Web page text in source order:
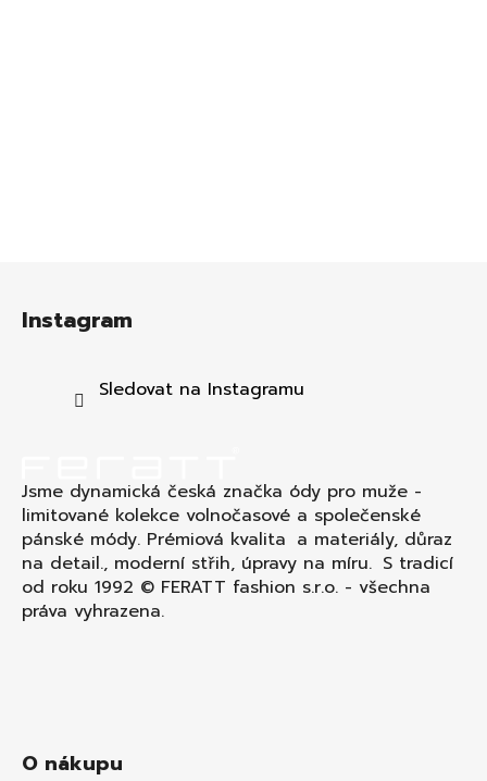
Instagram
Sledovat na Instagramu
Jsme dynamická česká značka ódy pro muže -
limitované kolekce volnočasové a společenské
pánské módy. Prémiová kvalita a materiály, důraz
na detail., moderní střih, úpravy na míru. S tradicí
od roku 1992 © FERATT fashion s.r.o. - všechna
práva vyhrazena.
O nákupu